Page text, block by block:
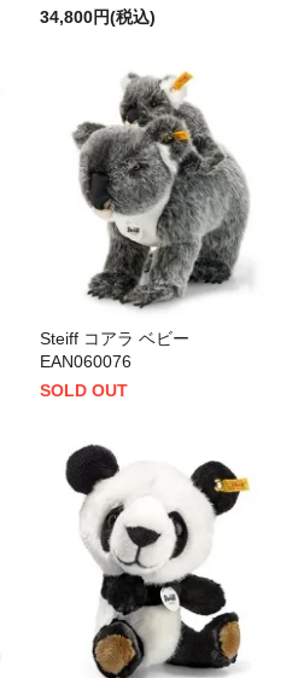
34,800円(税込)
Steiff コアラ ベビー
EAN060076
SOLD OUT